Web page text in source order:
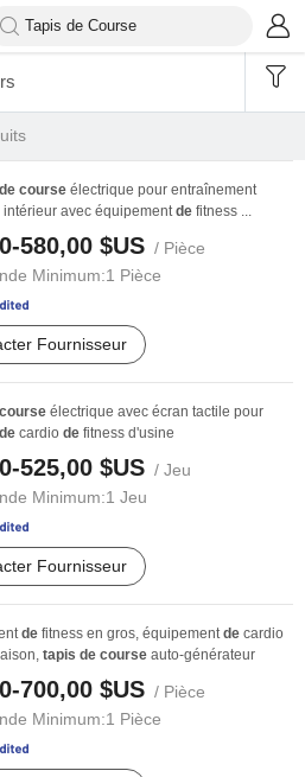
de course électrique pour entraînement
intérieur avec équipementde fitness ...
580,00 $US / Pièce
Minimum:1 Pièce
Fournisseur
course électrique avec écran tactile pour
de cardio de fitness d'usine
525,00 $US / Jeu
Minimum:1 Jeu
Fournisseur
de fitness en gros, équipementde cardio
tapis de course auto-générateur
700,00 $US / Pièce
Minimum:1 Pièce